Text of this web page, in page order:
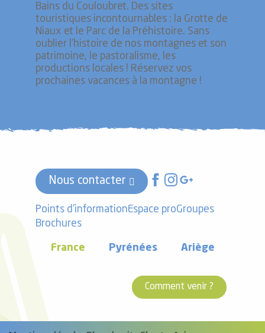
Bains du Couloubret. Des sites
touristiques incontournables : la Grotte de
Niaux et le Parc de la Préhistoire. Sans
oublier l’histoire de nos montagnes et son
patrimoine, le pastoralisme, les
productions locales ! Réservez vos
prochaines vacances à la montagne !
Nous contacter
Points d'informationEspace proGroupes
Brochures
France Pyrénées Ariège
Comment venir ?